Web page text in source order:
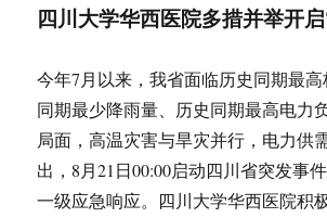
四川大学华西医院多措并举开
今年7月以来，我省面临历史同期最
同期最少降雨量、历史同期最高电力
局面，高温灾害与旱灾并行，电力供
出，8月21日00:00启动四川省突发事
一级应急响应。四川大学华西医院积